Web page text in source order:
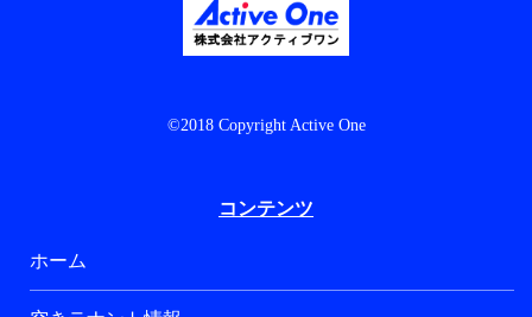
©2018 Copyright Active One
コンテンツ
ホーム